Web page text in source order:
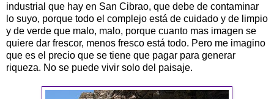
industrial que hay en San Cibrao, que debe de contaminar
lo suyo, porque todo el complejo está de cuidado y de limpio
y de verde que malo, malo, porque cuanto mas imagen se
quiere dar frescor, menos fresco está todo. Pero me imagino
que es el precio que se tiene que pagar para generar
riqueza. No se puede vivir solo del paisaje.